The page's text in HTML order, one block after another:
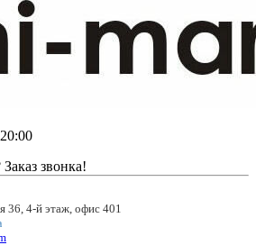
Заказ звонка!
36, 4-й этаж, офис 401